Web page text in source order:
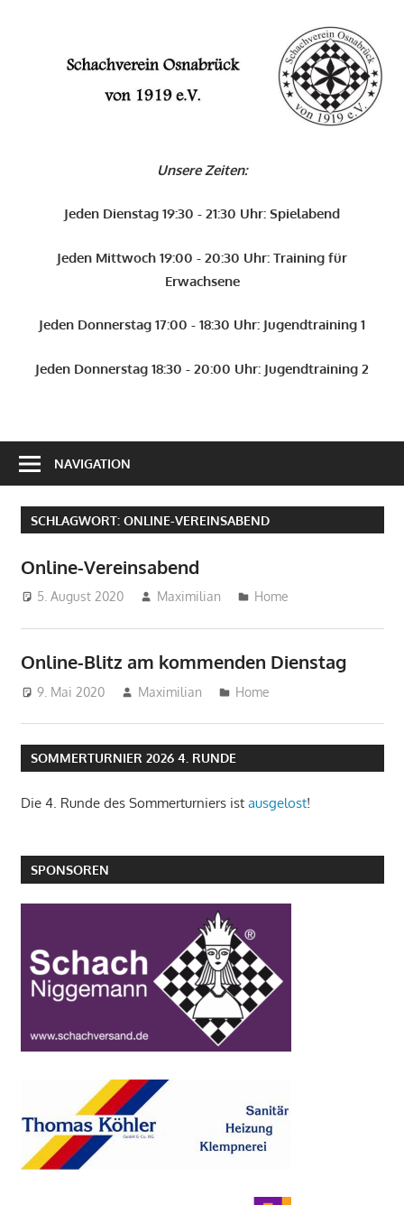
Unsere Zeiten:
Jeden Dienstag 19:30 - 21:30 Uhr: Spielabend
Jeden Mittwoch 19:00 - 20:30 Uhr: Training für
Erwachsene
Jeden Donnerstag 17:00 - 18:30 Uhr: Jugendtraining 1
Jeden Donnerstag 18:30 - 20:00 Uhr: Jugendtraining 2
NAVIGATION
SCHLAGWORT: ONLINE-VEREINSABEND
Online-Vereinsabend
5. August 2020 Maximilian Home
Online-Blitz am kommenden Dienstag
9. Mai 2020 Maximilian Home
SOMMERTURNIER 2026 4. RUNDE
Die 4. Runde des Sommerturniers ist ausgelost!
SPONSOREN